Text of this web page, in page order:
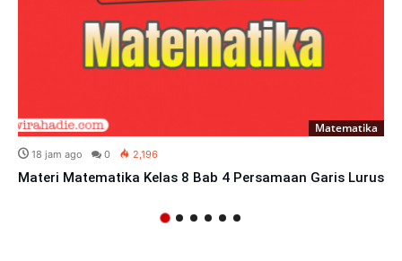
Matematika
18 jam ago 0 2,196
Materi Matematika Kelas 8 Bab 4 Persamaan Garis Lurus